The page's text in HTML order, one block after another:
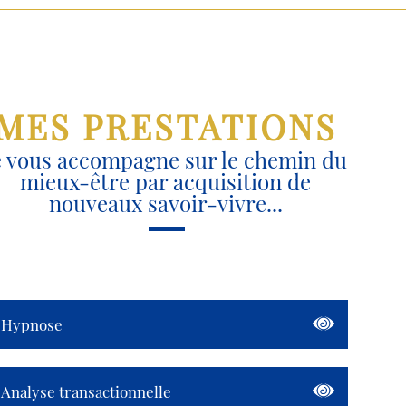
PRESTATIONS
vous accompagne sur le chemin du
mieux-être par acquisition de
nouveaux savoir-vivre...
Hypnose
Analyse transactionnelle